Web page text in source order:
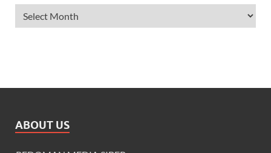
ABOUT US